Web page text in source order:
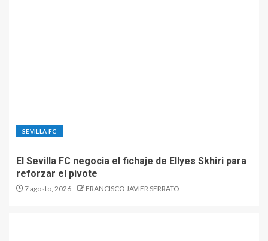
SEVILLA FC
El Sevilla FC negocia el fichaje de Ellyes Skhiri para
reforzar el pivote
7 agosto, 2026 FRANCISCO JAVIER SERRATO